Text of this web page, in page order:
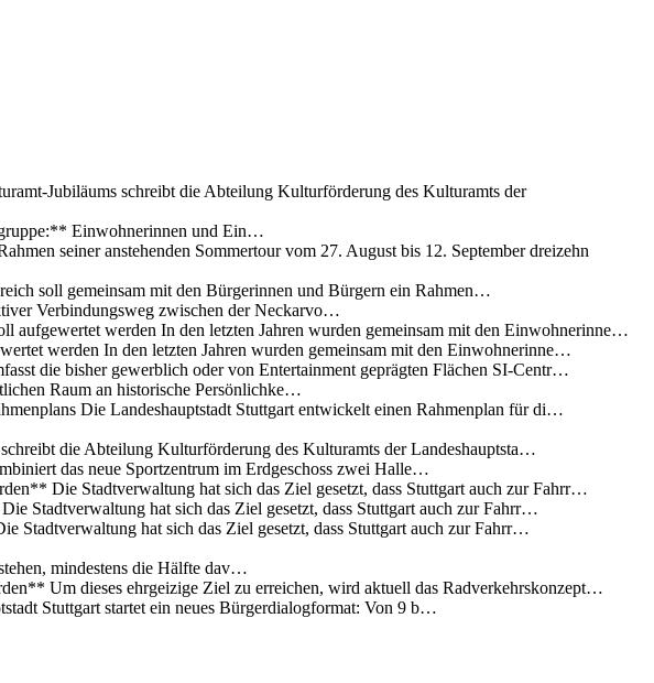
Jubiläums schreibt die Abteilung Kulturförderung des Kulturamts der
Einwohnerinnen und Ein…
seiner anstehenden Sommertour vom 27. August bis 12. September dreizehn
soll gemeinsam mit den Bürgerinnen und Bürgern ein Rahmen…
Verbindungsweg zwischen der Neckarvo…
aufgewertet werden In den letzten Jahren wurden gemeinsam mit den Einwohnerinne…
werden In den letzten Jahren wurden gemeinsam mit den Einwohnerinne…
die bisher gewerblich oder von Entertainment geprägten Flächen SI-Centr…
Raum an historische Persönlichke…
Die Landeshauptstadt Stuttgart entwickelt einen Rahmenplan für di…
die Abteilung Kulturförderung des Kulturamts der Landeshauptsta…
das neue Sportzentrum im Erdgeschoss zwei Halle…
Die Stadtverwaltung hat sich das Ziel gesetzt, dass Stuttgart auch zur Fahrr…
Stadtverwaltung hat sich das Ziel gesetzt, dass Stuttgart auch zur Fahrr…
Stadtverwaltung hat sich das Ziel gesetzt, dass Stuttgart auch zur Fahrr…
mindestens die Hälfte dav…
Um dieses ehrgeizige Ziel zu erreichen, wird aktuell das Radverkehrskonzept…
Stuttgart startet ein neues Bürgerdialogformat: Von 9 b…